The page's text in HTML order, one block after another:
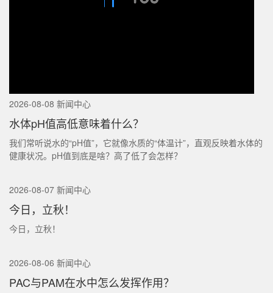
2026-08-08 新闻中心
水体pH值高低意味着什么？
我们常听说水的“pH值”，它就像水质的“体温计”，直观反映着水体的
健康状况。pH值到底是啥？高了低了会怎样？
2026-08-07 新闻中心
今日，立秋！
今日，立秋！
2026-08-06 新闻中心
PAC与PAM在水中怎么发挥作用？